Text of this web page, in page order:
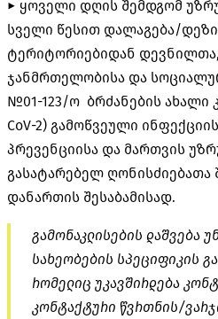
► ყოველი დღის შემდგომ
სველი წესით დალაგება/
ტერიტორიებიდან
ჯანმრთელობისა და
№01-123/ო ბრძანების ახალი
CoV-2) გამოწვეული
პრევენციისა და მართვის
გასატარებელ ღონისძიებათა
დანართის შესაბამისად.
გამონაკლისების დაშვება
სახეობების სპეციფიკის
რომელიც უკავშირდება
კონტაქტური წვრთნის/